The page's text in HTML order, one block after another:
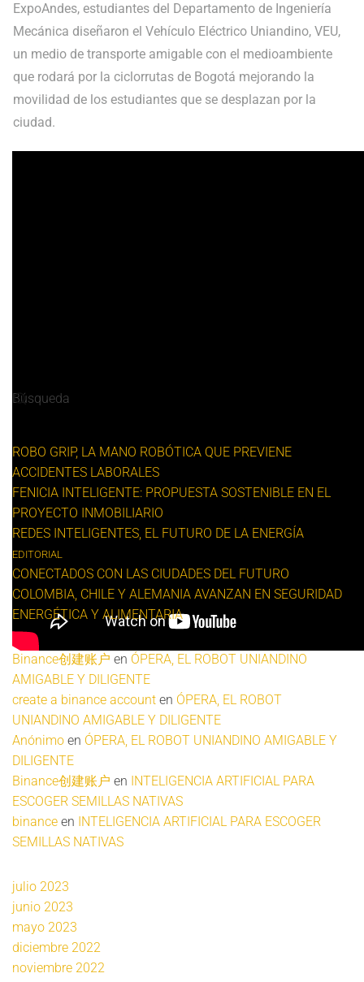
ExpoAndes, estudiantes del Departamento de Ingeniería
Mecánica diseñaron el Vehículo Eléctrico Uniandino, VEU,
un medio de transporte amigable con el medioambiente
que rodará por la ciclorrutas de Bogotá mejorando la
movilidad de los estudiantes que se desplazan por la
ciudad.
ROBO GRIP, LA MANO ROBÓTICA QUE PREVIENE
ACCIDENTES LABORALES
FENICIA INTELIGENTE: PROPUESTA SOSTENIBLE EN EL
PROYECTO INMOBILIARIO
REDES INTELIGENTES, EL FUTURO DE LA ENERGÍA
EDITORIAL
CONECTADOS CON LAS CIUDADES DEL FUTURO
COLOMBIA, CHILE Y ALEMANIA AVANZAN EN SEGURIDAD
ENERGÉTICA Y ALIMENTARIA
Binance创建账户 en ÓPERA, EL ROBOT UNIANDINO
AMIGABLE Y DILIGENTE
create a binance account en ÓPERA, EL ROBOT
UNIANDINO AMIGABLE Y DILIGENTE
Anónimo en ÓPERA, EL ROBOT UNIANDINO AMIGABLE Y
DILIGENTE
Binance创建账户 en INTELIGENCIA ARTIFICIAL PARA
ESCOGER SEMILLAS NATIVAS
binance en INTELIGENCIA ARTIFICIAL PARA ESCOGER
SEMILLAS NATIVAS
julio 2023
junio 2023
mayo 2023
diciembre 2022
noviembre 2022